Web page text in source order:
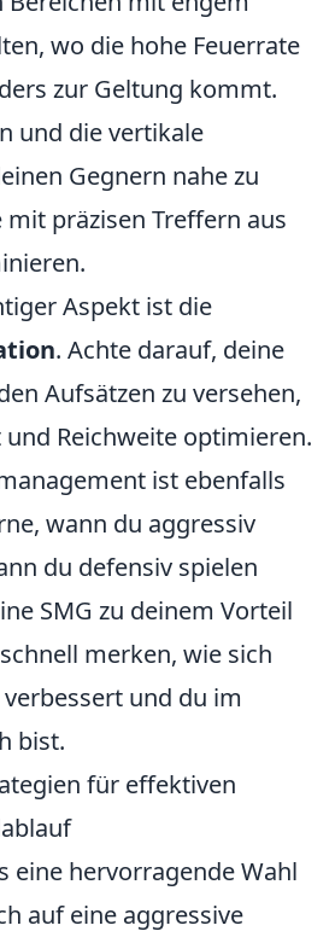
wo die hohe Feuerrate
zur Geltung kommt.
und die vertikale
Gegnern nahe zu
präzisen Treffern aus
Aspekt ist die
. Achte darauf, deine
Aufsätzen zu versehen,
Reichweite optimieren.
ist ebenfalls
wann du aggressiv
du defensiv spielen
SMG zu deinem Vorteil
merken, wie sich
und du im
bist.
für effektiven
eine hervorragende Wahl
auf eine aggressive